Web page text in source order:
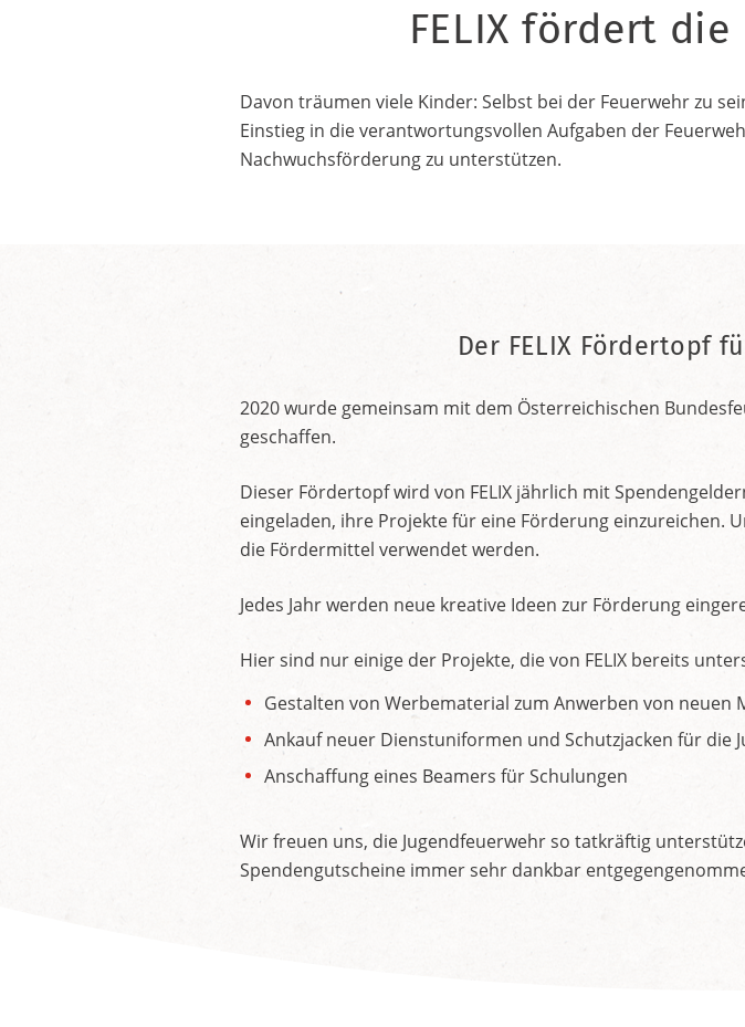
FELIX fördert
Davon träumen viele Kinder: Selbst bei der Feuerwehr zu
Einstieg in die verantwortungsvollen Aufgaben der
Nachwuchsförderung zu unterstützen.
Der FELIX Fördertopf
2020 wurde gemeinsam mit dem Österreichischen
geschaffen.
Dieser Fördertopf wird von FELIX jährlich mit
eingeladen, ihre Projekte für eine Förderung einzureichen.
die Fördermittel verwendet werden.
Jedes Jahr werden neue kreative Ideen zur Förderung
Hier sind nur einige der Projekte, die von FELIX bereits
Gestalten von Werbematerial zum Anwerben von neuen
Ankauf neuer Dienstuniformen und Schutzjacken für die
Anschaffung eines Beamers für Schulungen
Wir freuen uns, die Jugendfeuerwehr so tatkräftig
Spendengutscheine immer sehr dankbar